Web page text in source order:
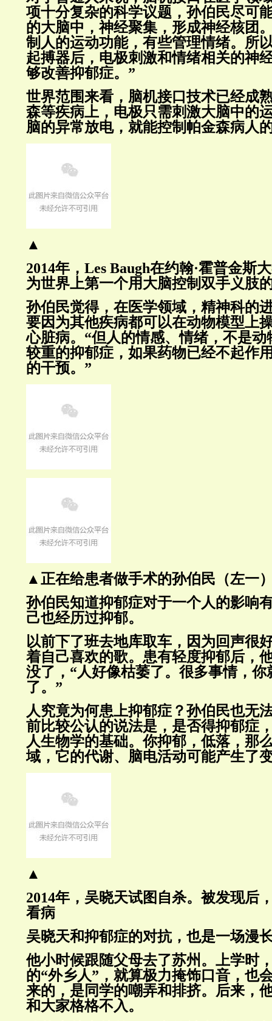
项十分复杂的科学议题，孙伯民尽可
的大脑中，神经聚集，形成神经核团
制人的运动功能，有些管理情绪。所
起搏器后，电极刺激和情绪相关的神
够改善抑郁症。”
世界范围来看，脑机接口技术已经成
森等疾病上，电极只需刺激大脑中的
脑的异常放电，就能控制帕金森病人
▲
2014年，Les Baugh在约翰·霍普金斯
为世界上第一个用大脑控制双手义肢
孙伯民觉得，在医学领域，精神科的
要因为其他疾病都可以在动物模型上
心脏病。“但人的情感、情绪，不是
较重的抑郁症，如果药物已经不起作
的干预。”
▲正在给患者做手术的孙伯民（左一
孙伯民知道抑郁症对于一个人的影响
己也经历过抑郁。
以前下了班去地库取车，因为回声很
着自己喜欢的歌。患有轻度抑郁后，
没了，“人好像枯萎了。很多事情，
了。”
人究竟为何患上抑郁症？孙伯民也无
前比较公认的说法是，是否得抑郁症
人生物学的基础。你抑郁，低落，那
域，它的代谢、脑电活动可能产生了
▲
2014年，吴晓天试图自杀。被发现后
看病
吴晓天和抑郁症的对抗，也是一场漫
他小时候跟随父母去了苏州。上学时
的“外乡人”，就算极力掩饰口音，也
来的，是同学的嘲弄和排挤。后来，
和大家格格不入。